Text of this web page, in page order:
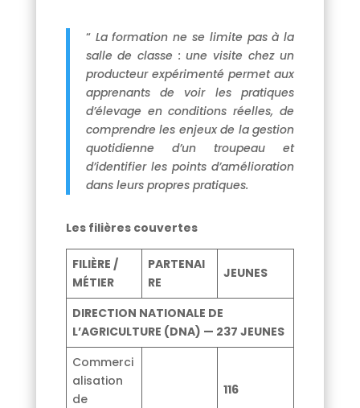
“La formation ne se limite pas à la
salle de classe : une visite chez un
producteur expérimenté permet aux
apprenants de voir les pratiques
d’élevage en conditions réelles, de
comprendre les enjeux de la gestion
quotidienne d’un troupeau et
d’identifier les points d’amélioration
dans leurs propres pratiques.
Les filières couvertes
FILIÈRE /
MÉTIER
PARTENAI
RE
JEUNES
DIRECTION NATIONALE DE
L’AGRICULTURE (DNA) — 237 JEUNES
Commerci
alisation
de
116